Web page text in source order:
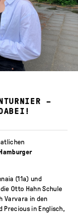
–
Hamburger
(11a) und
Otto Hahn Schule
Varvara in den
Precious in Englisch,